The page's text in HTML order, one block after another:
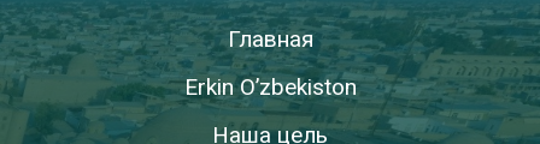
Главная
Erkin O’zbekiston
Наша цель